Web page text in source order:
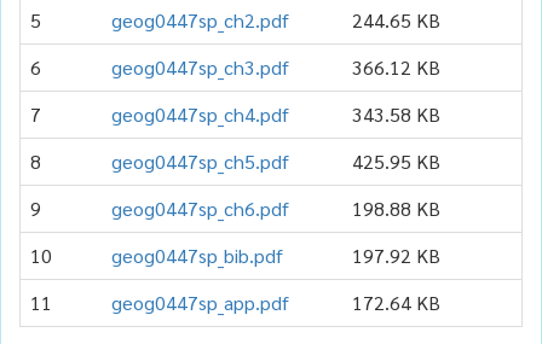
5
geog0447sp_ch2.pdf 244.65 KB
6
geog0447sp_ch3.pdf 366.12 KB
7
geog0447sp_ch4.pdf 343.58 KB
8
geog0447sp_ch5.pdf 425.95 KB
9
geog0447sp_ch6.pdf 198.88 KB
10
geog0447sp_bib.pdf 197.92 KB
11
geog0447sp_app.pdf 172.64 KB